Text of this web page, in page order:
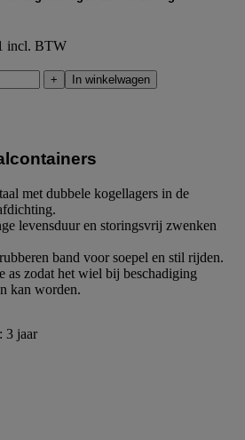
incl. BTW
+ In winkelwagen
met dubbele kogellagers in de
levensduur en storingsvrij zwenken
band voor soepel en stil rijden.
as zodat het wiel bij beschadiging
kan worden.
3 jaar